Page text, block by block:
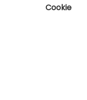
Cookie